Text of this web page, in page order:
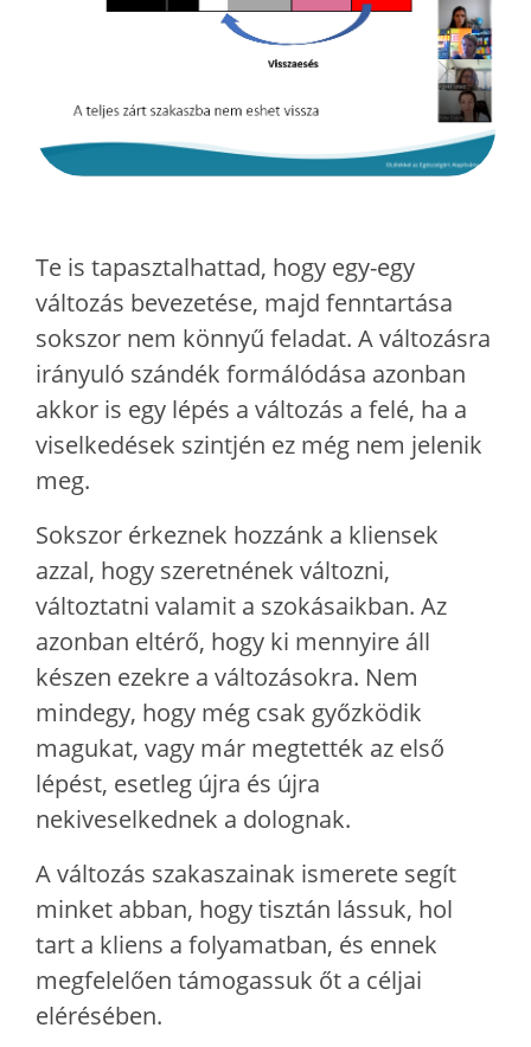
Te is tapasztalhattad, hogy egy-egy
változás bevezetése, majd fenntartása
sokszor nem könnyű feladat. A változásra
irányuló szándék formálódása azonban
akkor is egy lépés a változás a felé, ha a
viselkedések szintjén ez még nem jelenik
meg.
Sokszor érkeznek hozzánk a kliensek
azzal, hogy szeretnének változni,
változtatni valamit a szokásaikban. Az
azonban eltérő, hogy ki mennyire áll
készen ezekre a változásokra. Nem
mindegy, hogy még csak győzködik
magukat, vagy már megtették az első
lépést, esetleg újra és újra
nekiveselkednek a dolognak.
A változás szakaszainak ismerete segít
minket abban, hogy tisztán lássuk, hol
tart a kliens a folyamatban, és ennek
megfelelően támogassuk őt a céljai
elérésében.